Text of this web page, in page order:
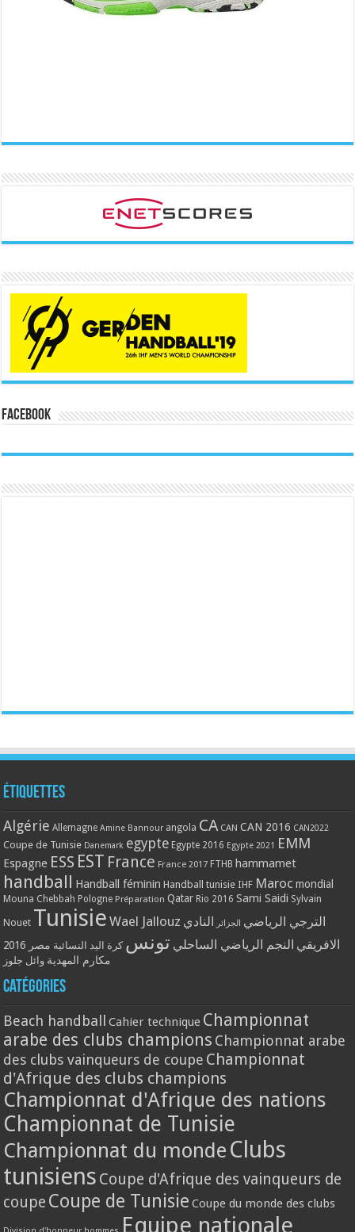
Facebook
Étiquettes
Algérie Allemagne Amine Bannour angola CA CAN CAN 2016 CAN2022
Coupe de Tunisie Danemark egypte Egypte 2016 Egypte 2021 EMM
Espagne ESS EST France France 2017 FTHB hammamet
handball Handball féminin Handball tunisie IHF Maroc mondial
Mouna Chebbah Pologne Préparation Qatar Rio 2016 Sami Saidi Sylvain
Nouet Tunisie Wael Jallouz الترجي الرياضي الجزائر النادي
الافريقي النجم الرياضي الساحلي تونس كرة اليد النسائية مصر 2016
مكارم المهدية وائل جلوز
Catégories
Beach handball Cahier technique Championnat
arabe des clubs champions Championnat arabe
des clubs vainqueurs de coupe Championnat
d'Afrique des clubs champions
Championnat d'Afrique des nations
Championnat de Tunisie
Championnat du monde Clubs
tunisiens Coupe d'Afrique des vainqueurs de
coupe Coupe de Tunisie Coupe du monde des clubs
Equipe nationale